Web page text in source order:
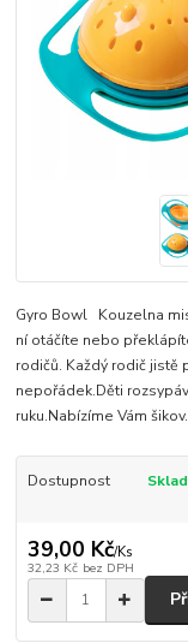
Gyro Bowl Kouzelna
ní otáčíte nebo
rodičů. Každý rodič jistě
nepořádek.Děti
ruku.Nabízíme Vám
Dostupnost
39,00 Kč/Ks
32,23 Kč bez DPH